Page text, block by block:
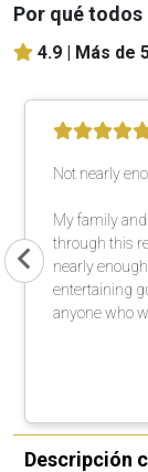
Por qué todos
4.9 | Más de
Not nearly
My family
through this
nearly
entertaining
anyone who
Descripción